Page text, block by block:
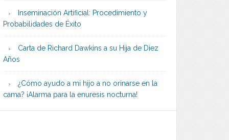
Inseminación Artificial: Procedimiento y
Probabilidades de Éxito
Carta de Richard Dawkins a su Hija de Diez
Años
¿Cómo ayudo a mi hijo a no orinarse en la
cama? ¡Alarma para la enuresis nocturna!